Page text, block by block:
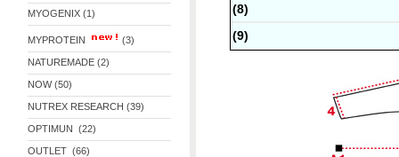
MYOGENIX (1)
MYPROTEIN (3)
NATUREMADE (2)
NOW (50)
NUTREX RESEARCH (39)
OPTIMUN (22)
OUTLET (66)
(8)
(9)